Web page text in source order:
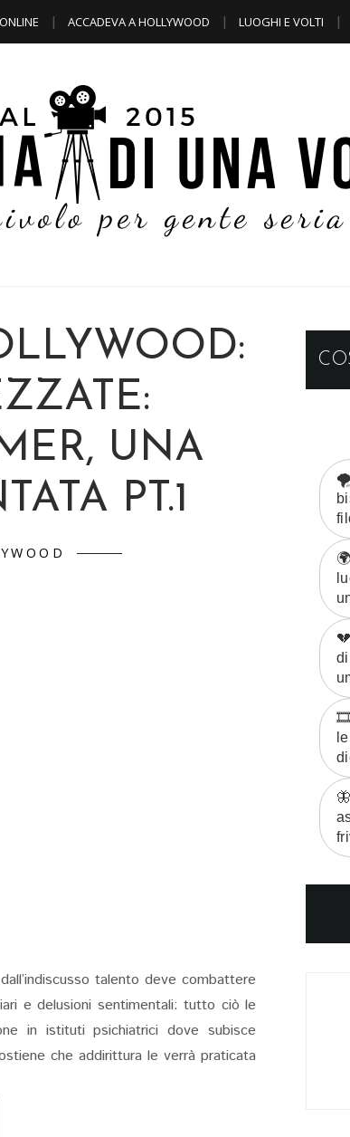
ACCADEVA A HOLLYWOOD LUOGHI E VOLTI
UNA
PT.1
talento deve combattere
e delusioni sentimentali: tutto ciò le
in istituti psichiatrici dove subisce
che addirittura le verrà praticata
🌍
💔
🎞️
🦋